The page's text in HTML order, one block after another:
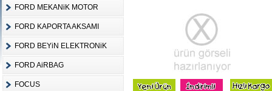
FORD MEKANiK MOTOR
FORD KAPORTA AKSAMI
FORD BEYiN ELEKTRONiK
FORD AiRBAG
FOCUS